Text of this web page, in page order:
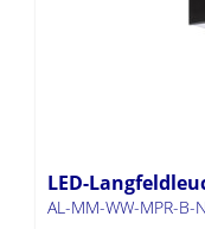
LED-
AL-MM-WW-MPR-B-